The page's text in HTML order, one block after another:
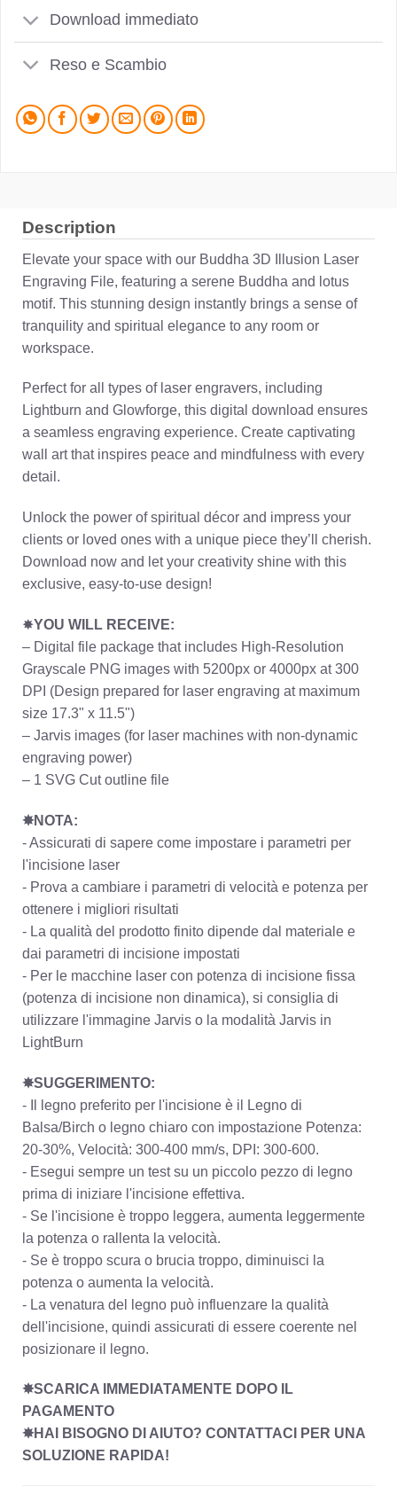
Download immediato
Reso e Scambio
Description
Elevate your space with our Buddha 3D Illusion Laser
Engraving File, featuring a serene Buddha and lotus
motif. This stunning design instantly brings a sense of
tranquility and spiritual elegance to any room or
workspace.
Perfect for all types of laser engravers, including
Lightburn and Glowforge, this digital download ensures
a seamless engraving experience. Create captivating
wall art that inspires peace and mindfulness with every
detail.
Unlock the power of spiritual décor and impress your
clients or loved ones with a unique piece they’ll cherish.
Download now and let your creativity shine with this
exclusive, easy-to-use design!
✸YOU WILL RECEIVE:
– Digital file package that includes High-Resolution
Grayscale PNG images with 5200px or 4000px at 300
DPI (Design prepared for laser engraving at maximum
size 17.3" x 11.5")
– Jarvis images (for laser machines with non-dynamic
engraving power)
– 1 SVG Cut outline file
✸NOTA:
- Assicurati di sapere come impostare i parametri per
l'incisione laser
- Prova a cambiare i parametri di velocità e potenza per
ottenere i migliori risultati
- La qualità del prodotto finito dipende dal materiale e
dai parametri di incisione impostati
- Per le macchine laser con potenza di incisione fissa
(potenza di incisione non dinamica), si consiglia di
utilizzare l'immagine Jarvis o la modalità Jarvis in
LightBurn
✸SUGGERIMENTO:
- Il legno preferito per l'incisione è il Legno di
Balsa/Birch o legno chiaro con impostazione Potenza:
20-30%, Velocità: 300-400 mm/s, DPI: 300-600.
- Esegui sempre un test su un piccolo pezzo di legno
prima di iniziare l'incisione effettiva.
- Se l'incisione è troppo leggera, aumenta leggermente
la potenza o rallenta la velocità.
- Se è troppo scura o brucia troppo, diminuisci la
potenza o aumenta la velocità.
- La venatura del legno può influenzare la qualità
dell'incisione, quindi assicurati di essere coerente nel
posizionare il legno.
✸SCARICA IMMEDIATAMENTE DOPO IL
PAGAMENTO
✸HAI BISOGNO DI AIUTO? CONTATTACI PER UNA
SOLUZIONE RAPIDA!